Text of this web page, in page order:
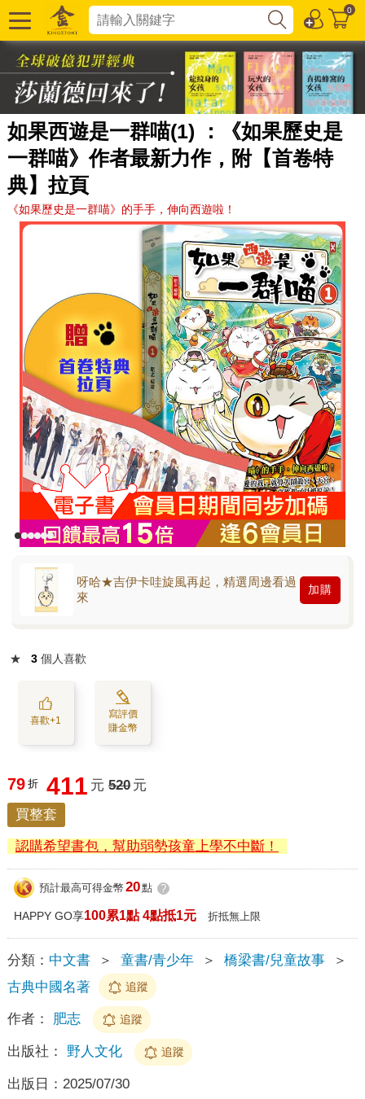
0
如果西遊是一群喵(1) ：《如果歷史是
一群喵》作者最新力作，附【首卷特
典】拉頁
《如果歷史是一群喵》的手手，伸向西遊啦！
呀哈★吉伊卡哇旋風再起，精選周邊看過
來
加購
★ 3 個人喜歡
喜歡+1
寫評價
賺金幣
79 折 411 元 520 元
買整套
認購希望書包，幫助弱勢孩童上學不中斷！
預計最高可得金幣 20點 ?
HAPPY GO享100累1點 4點抵1元 折抵無上限
分類： 中文書 ＞ 童書/青少年 ＞ 橋梁書/兒童故事
＞
古典中國名著
追蹤
作者： 肥志 追蹤
出版社： 野人文化 追蹤
出版日： 2025/07/30